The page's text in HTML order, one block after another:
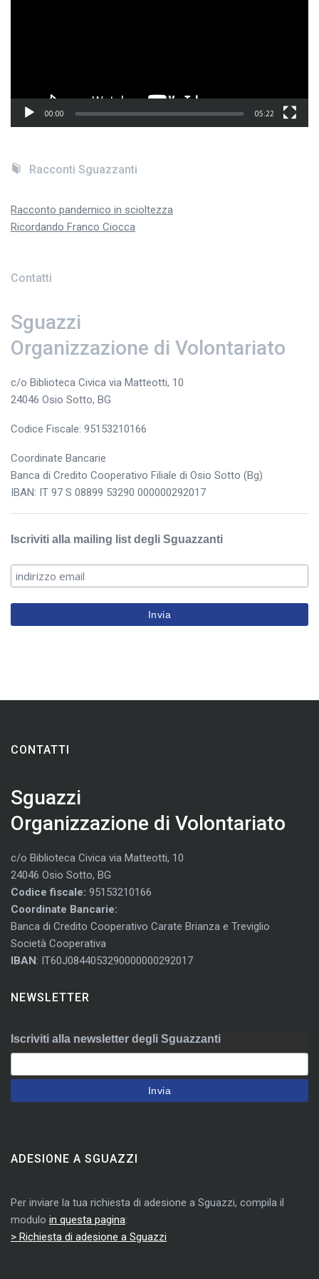
00:00 05:22
Racconti Sguazzanti
Racconto pandemico in scioltezza
Ricordando Franco Ciocca
Contatti
Sguazzi
Organizzazione di Volontariato
c/o Biblioteca Civica via Matteotti, 10
24046 Osio Sotto, BG
Codice Fiscale: 95153210166
Coordinate Bancarie
Banca di Credito Cooperativo Filiale di Osio Sotto (Bg)
IBAN: IT 97 S 08899 53290 000000292017
Iscriviti alla mailing list degli Sguazzanti
CONTATTI
Sguazzi
Organizzazione di Volontariato
c/o Biblioteca Civica via Matteotti, 10
24046 Osio Sotto, BG
Codice fiscale: 95153210166
Coordinate Bancarie:
Banca di Credito Cooperativo Carate Brianza e Treviglio
Società Cooperativa
IBAN: IT60J0844053290000000292017
NEWSLETTER
Iscriviti alla newsletter degli Sguazzanti
ADESIONE A SGUAZZI
Per inviare la tua richiesta di adesione a Sguazzi, compila il
modulo in questa pagina:
> Richiesta di adesione a Sguazzi